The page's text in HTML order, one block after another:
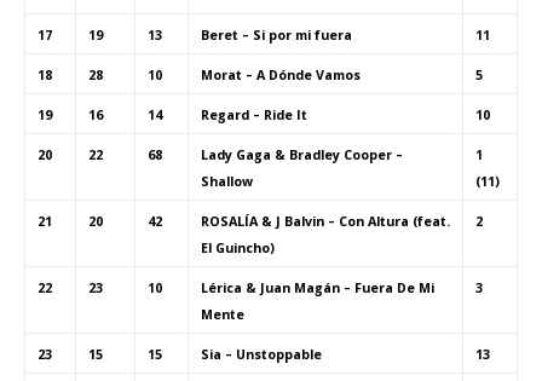
17 19 13 Beret – Si por mi fuera 11
18 28 10 Morat – A Dónde Vamos 5
19 16 14 Regard – Ride It 10
20 22 68
Lady Gaga & Bradley Cooper –
Shallow
1
(11)
21 20 42
ROSALÍA & J Balvin – Con Altura (feat.
El Guincho)
2
22 23 10
Lérica & Juan Magán – Fuera De Mi
Mente
3
23 15 15 Sia – Unstoppable 13